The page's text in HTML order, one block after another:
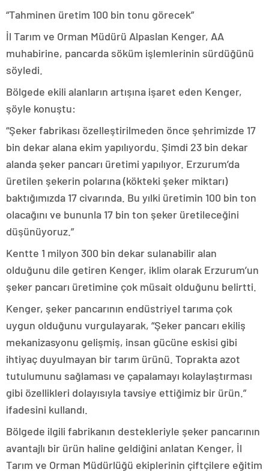
“Tahminen üretim 100 bin tonu görecek”
İl Tarım ve Orman Müdürü Alpaslan Kenger, AA
muhabirine, pancarda söküm işlemlerinin sürdüğünü
söyledi.
Bölgede ekili alanların artışına işaret eden Kenger,
şöyle konuştu:
“Şeker fabrikası özelleştirilmeden önce şehrimizde 17
bin dekar alana ekim yapılıyordu. Şimdi 23 bin dekar
alanda şeker pancarı üretimi yapılıyor. Erzurum’da
üretilen şekerin polarına (kökteki şeker miktarı)
baktığımızda 17 civarında. Bu yılki üretimin 100 bin ton
olacağını ve bununla 17 bin ton şeker üretileceğini
düşünüyoruz.”
Kentte 1 milyon 300 bin dekar sulanabilir alan
olduğunu dile getiren Kenger, iklim olarak Erzurum’un
şeker pancarı üretimine çok müsait olduğunu belirtti.
Kenger, şeker pancarının endüstriyel tarıma çok
uygun olduğunu vurgulayarak, “Şeker pancarı ekiliş
mekanizasyonu gelişmiş, insan gücüne eskisi gibi
ihtiyaç duyulmayan bir tarım ürünü. Toprakta azot
tutulumunu sağlaması ve çapalamayı kolaylaştırması
gibi özellikleri dolayısıyla tavsiye ettiğimiz bir ürün.”
ifadesini kullandı.
Bölgede ilgili fabrikanın destekleriyle şeker pancarının
avantajlı bir ürün haline geldiğini anlatan Kenger, İl
Tarım ve Orman Müdürlüğü ekiplerinin çiftçilere eğitim